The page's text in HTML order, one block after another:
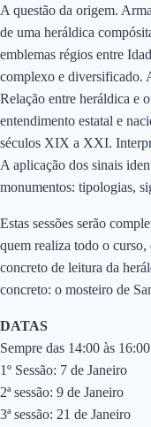
A questão da origem.
de uma heráldica
emblemas régios entre
complexo e diversificado.
Relação entre heráldica e
entendimento estatal e
séculos XIX a XXI.
A aplicação dos sinais
monumentos: tipologias,
Estas sessões serão
quem realiza todo o
concreto de leitura da
concreto: o mosteiro de
DATAS
Sempre das 14:00 às 16:00
1º Sessão: 7 de Janeiro
2ª sessão: 9 de Janeiro
3ª sessão: 21 de Janeiro